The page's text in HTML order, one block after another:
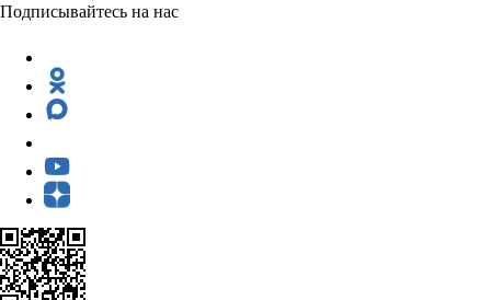
Подписывайтесь на нас